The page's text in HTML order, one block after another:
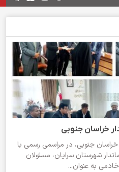
خراسان جنوبی
خراسان جنوبی، در مراسمی رسمی با
شهرستان سرایان، مسئولان
به عنوان...